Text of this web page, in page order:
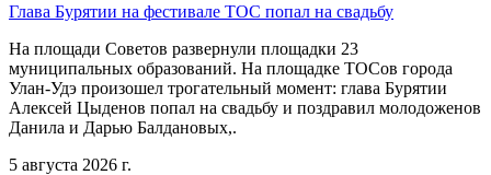
Глава Бурятии на фестивале ТОС попал на свадьбу
На площади Советов развернули площадки 23
муниципальных образований. На площадке ТОСов города
Улан-Удэ произошел трогательный момент: глава Бурятии
Алексей Цыденов попал на свадьбу и поздравил молодоженов
Данила и Дарью Балдановых,.
5 августа 2026 г.